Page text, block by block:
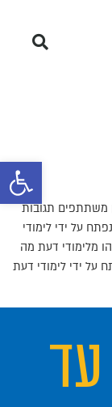
פתח
1 עד 8 (מתוך 8 סה״כ) דיון משתתפים תגובות
על ידי לימודי
כללי 2 2 לפני 3 שבועות, יום 1 אליהו מלימודי דעת מה
על ידי לימודי דעת